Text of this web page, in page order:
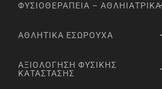
ΦΥΣΙΟΘΕΡΑΠΕΊΑ – ΑΘΛΗΙΑΤΡΙΚΆ
ΑΘΛΗΤΙΚΆ ΕΣΏΡΟΥΧΑ
ΑΞΙΟΛΌΓΗΣΗ ΦΥΣΙΚΉΣ
ΚΑΤΆΣΤΑΣΗΣ